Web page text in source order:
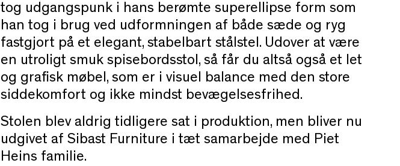
tog udgangspunk i hans berømte superellipse form som
han tog i brug ved udformningen af både sæde og ryg
fastgjort på et elegant, stabelbart stålstel. Udover at være
en utroligt smuk spisebordsstol, så får du altså også et let
og grafisk møbel, som er i visuel balance med den store
siddekomfort og ikke mindst bevægelsesfrihed.
Stolen blev aldrig tidligere sat i produktion, men bliver nu
udgivet af Sibast Furniture i tæt samarbejde med Piet
Heins familie.